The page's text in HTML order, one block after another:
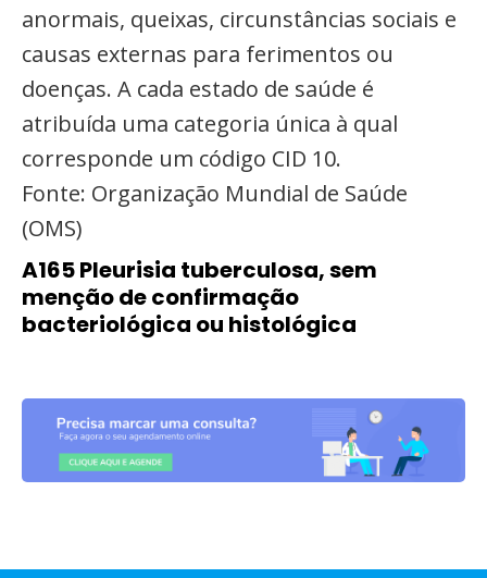
anormais, queixas, circunstâncias sociais e
causas externas para ferimentos ou
doenças. A cada estado de saúde é
atribuída uma categoria única à qual
corresponde um código CID 10.
Fonte: Organização Mundial de Saúde
(OMS)
A165 Pleurisia tuberculosa, sem
menção de confirmação
bacteriológica ou histológica